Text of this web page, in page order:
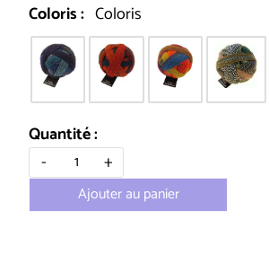
Coloris : Coloris
Quantité :
-
+
Ajouter au panier